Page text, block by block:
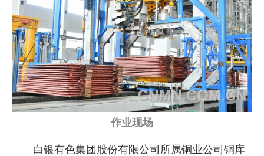
党建工作
企业文化
《资源再生》杂志
行情报价
数字报
作业现场
白银有色集团股份有限公司所属铜业公司铜库